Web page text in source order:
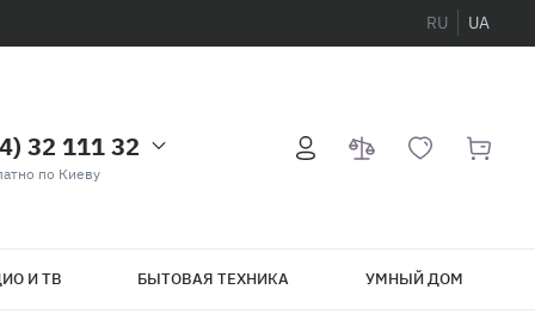
RU UA
32 111 32
по Киеву
И ТВ БЫТОВАЯ ТЕХНИКА УМНЫЙ ДОМ